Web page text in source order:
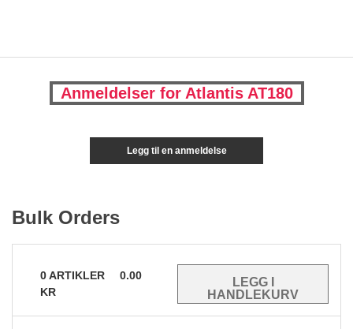
Anmeldelser for Atlantis AT180
Legg til en anmeldelse
Bulk Orders
0ARTIKLER
0.00
KR